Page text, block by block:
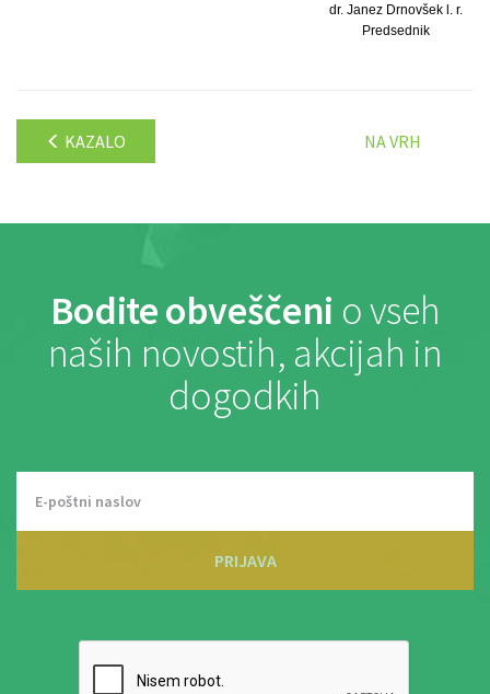
dr. Janez Drnovšek l. r.
Predsednik
KAZALO NA VRH
Bodite obveščeni o vseh
naših novostih, akcijah in
dogodkih
PRIJAVA